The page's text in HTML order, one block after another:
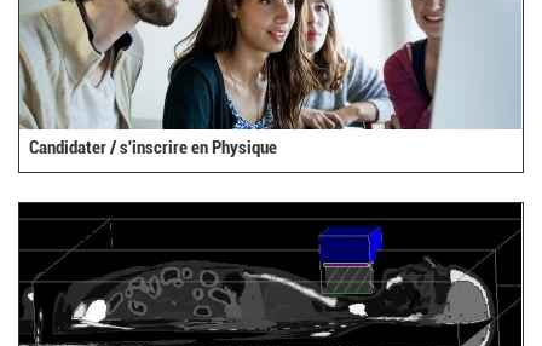
Candidater / s'inscrire en Physique